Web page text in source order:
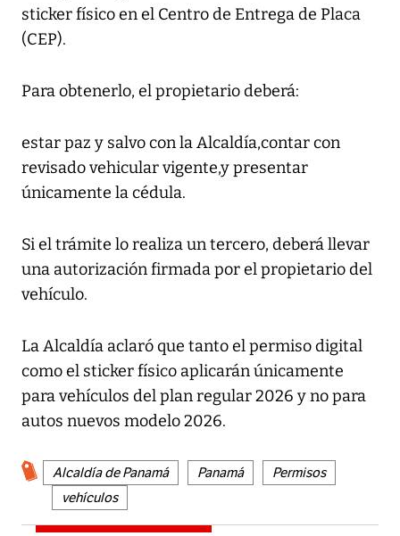
sticker físico en el Centro de Entrega de Placa
(CEP).
Para obtenerlo, el propietario deberá:
estar paz y salvo con la Alcaldía,contar con
revisado vehicular vigente,y presentar
únicamente la cédula.
Si el trámite lo realiza un tercero, deberá llevar
una autorización firmada por el propietario del
vehículo.
La Alcaldía aclaró que tanto el permiso digital
como el sticker físico aplicarán únicamente
para vehículos del plan regular 2026 y no para
autos nuevos modelo 2026.
Alcaldía de Panamá Panamá
Permisos
vehículos